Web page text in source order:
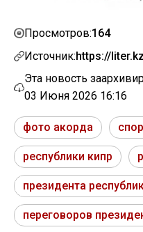
Просмотров:164
Источник:https://liter.kz
Эта новость
03 Июня 2026 16:16
фото акорда
республики кипр
президента
переговоров